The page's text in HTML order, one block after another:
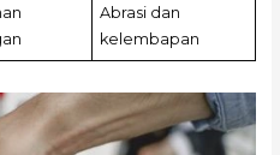
Abrasi dan
kelembapan